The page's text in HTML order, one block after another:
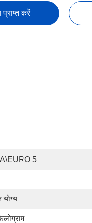
प्राप्त करें
5